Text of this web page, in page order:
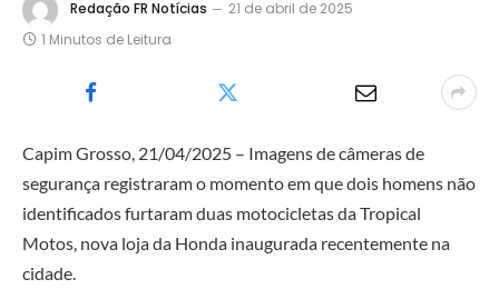
Redação FR Notícias
21 de abril de 2025
1 Minutos de Leitura
Capim Grosso, 21/04/2025 – Imagens de câmeras de
segurança registraram o momento em que dois homens não
identificados furtaram duas motocicletas da Tropical
Motos, nova loja da Honda inaugurada recentemente na
cidade.